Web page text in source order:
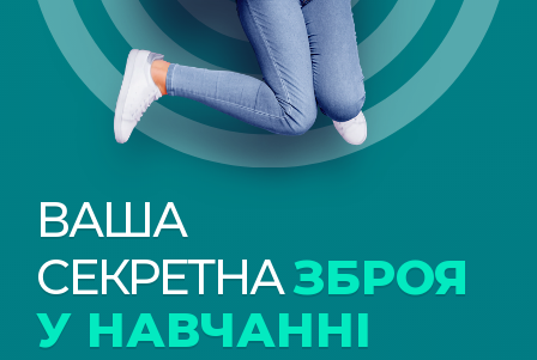
ВАША
СЕКРЕТНАЗБРОЯ
У НАВЧАННІ